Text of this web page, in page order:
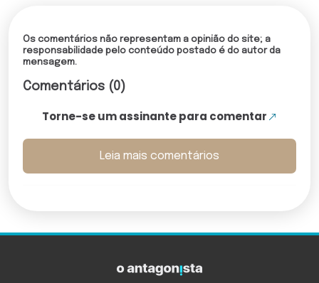
Os comentários não representam a opinião do site; a
responsabilidade pelo conteúdo postado é do autor da
mensagem.
Comentários (0)
Torne-se um assinante para comentar
Leia mais comentários